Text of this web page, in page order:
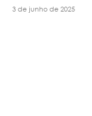
3 de junho de 2025